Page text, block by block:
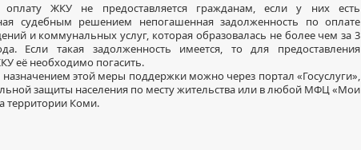
ЖКУ не предоставляется гражданам, если у них есть
судебным решением непогашенная задолженность по оплате
и коммунальных услуг, которая образовалась не более чем за 3
Если такая задолженность имеется, то для предоставления
её необходимо погасить.
назначением этой меры поддержки можно через портал «Госуслуги»,
защиты населения по месту жительства или в любой МФЦ «Мои
территории Коми.